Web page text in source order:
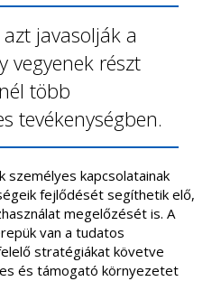
javasolják a
vegyenek részt
több
tevékenységben.
személyes kapcsolatainak
fejlődését segíthetik elő,
megelőzését is. A
van a tudatos
stratégiákat követve
és támogató környezetet